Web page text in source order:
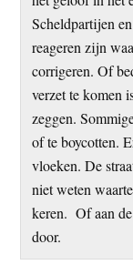
Scheldpartijen
reageren zijn
corrigeren. Of
verzet te komen
zeggen.
of te boycotten.
vloeken. De
niet weten
keren. Of aan
door.